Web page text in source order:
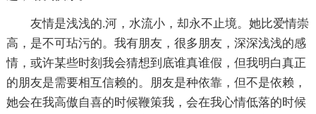
友情是浅浅的.河，水流小，却永不止境。她比爱情崇
高，是不可玷污的。我有朋友，很多朋友，深深浅浅的感
情，或许某些时刻我会猜想到底谁真谁假，但我明白真正
的朋友是需要相互信赖的。朋友是种依靠，但不是依赖，
她会在我高傲自喜的时候鞭策我，会在我心情低落的时候